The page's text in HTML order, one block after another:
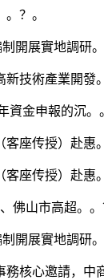
？。
開展實地調研。
技術產業開發
金申報的沉。
座传授）赴惠
座传授）赴惠
山市高超。。
開展實地調研。
核心邀請，中